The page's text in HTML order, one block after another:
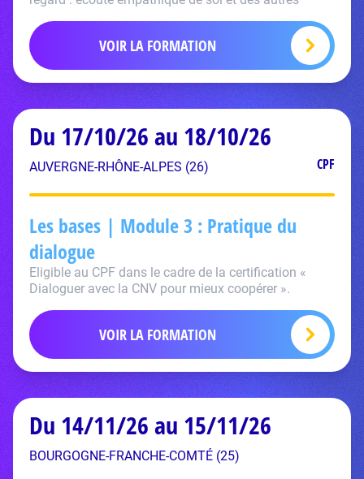
VOIR LA FORMATION
Du 17/10/26 au 18/10/26
AUVERGNE-RHÔNE-ALPES (26) CPF
Les bases | Module 3 : Pratique du
dialogue
Eligible au CPF dans le cadre de la certification «
Dialoguer avec la CNV pour mieux coopérer ».
VOIR LA FORMATION
Du 14/11/26 au 15/11/26
BOURGOGNE-FRANCHE-COMTÉ (25)